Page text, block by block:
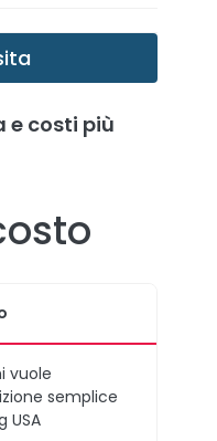
e costi più
vuole
semplice
USA